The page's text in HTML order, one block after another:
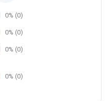
0% (0)
0% (0)
0% (0)
0% (0)